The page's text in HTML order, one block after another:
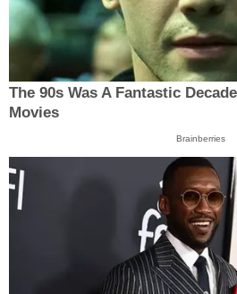
The 90s Was A Fantastic
Movies
Brainberries